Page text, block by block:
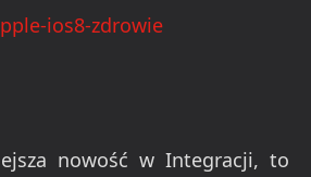
nowość w Integracji, to